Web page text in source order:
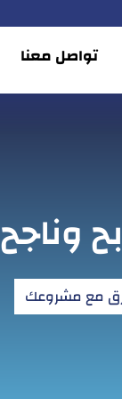
تواصل معنا
وناجح
مع مشروعك